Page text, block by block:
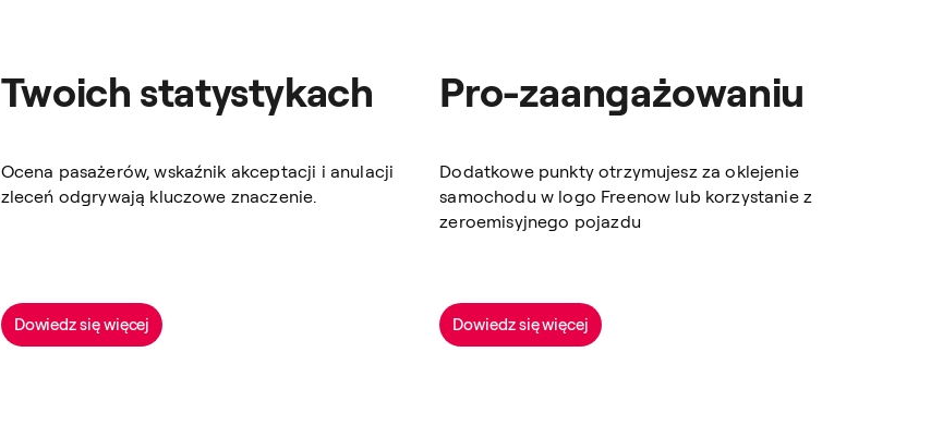
Twoich statystykach
Ocena pasażerów, wskaźnik akceptacji i anulacji
zleceń odgrywają kluczowe znaczenie.
Dowiedz się więcej
Pro-zaangażowaniu
Dodatkowe punkty otrzymujesz za oklejenie
samochodu w logo Freenow lub korzystanie z
zeroemisyjnego pojazdu
Dowiedz się więcej